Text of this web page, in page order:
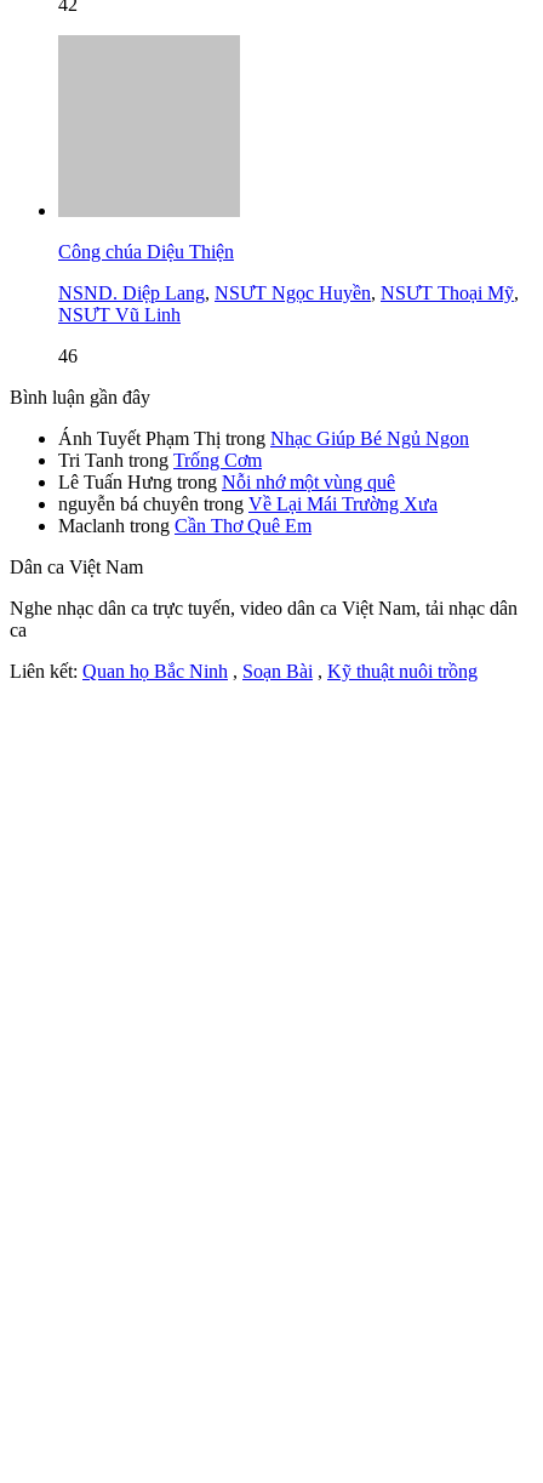
42
Công chúa Diệu Thiện
NSND. Diệp Lang, NSƯT Ngọc Huyền, NSƯT Thoại Mỹ,
NSƯT Vũ Linh
46
Bình luận gần đây
Ánh Tuyết Phạm Thị trong Nhạc Giúp Bé Ngủ Ngon
Tri Tanh trong Trống Cơm
Lê Tuấn Hưng trong Nỗi nhớ một vùng quê
nguyễn bá chuyên trong Về Lại Mái Trường Xưa
Maclanh trong Cần Thơ Quê Em
Dân ca Việt Nam
Nghe nhạc dân ca trực tuyến, video dân ca Việt Nam, tải nhạc dân
ca
Liên kết: Quan họ Bắc Ninh , Soạn Bài , Kỹ thuật nuôi trồng